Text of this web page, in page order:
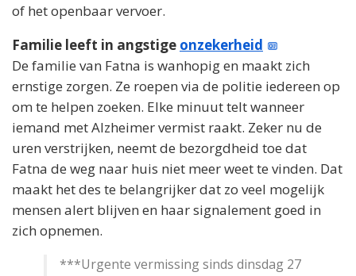
of het openbaar vervoer.
Familie leeft in angstige onzekerheid
De familie van Fatna is wanhopig en maakt zich
ernstige zorgen. Ze roepen via de politie iedereen op
om te helpen zoeken. Elke minuut telt wanneer
iemand met Alzheimer vermist raakt. Zeker nu de
uren verstrijken, neemt de bezorgdheid toe dat
Fatna de weg naar huis niet meer weet te vinden. Dat
maakt het des te belangrijker dat zo veel mogelijk
mensen alert blijven en haar signalement goed in
zich opnemen.
***Urgente vermissing sinds dinsdag 27